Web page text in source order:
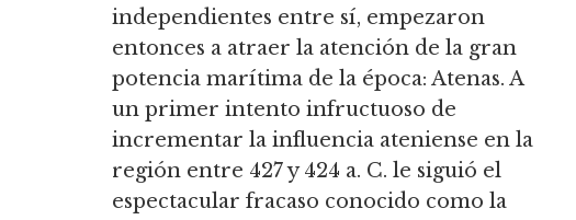
independientes entre sí, empezaron
entonces a atraer la atención de la gran
potencia marítima de la época: Atenas. A
un primer intento infructuoso de
incrementar la influencia ateniense en la
región entre 427 y 424 a. C. le siguió el
espectacular fracaso conocido como la